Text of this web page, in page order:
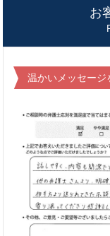
お
温かいメッセージ